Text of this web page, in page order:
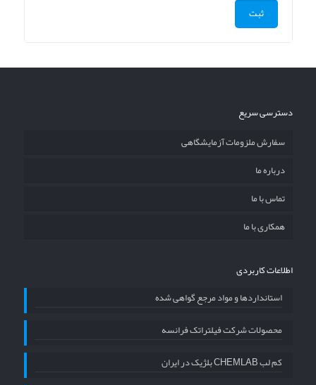
دسترسی سریع
سفارش ملزومات آزمایشگاهی
درباره ما
تماس با ما
همکاری با ما
اطلاعات کاربردی
استانداردها و مواد مرجع گواهی شده
محصولات شرکت فیلتراتک فرانسه
کم لب CHEMLAB بلژیک در ایران